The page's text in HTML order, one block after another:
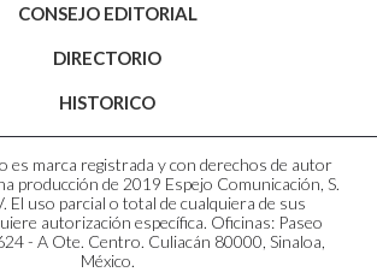
CONSEJO EDITORIAL
DIRECTORIO
HISTORICO
es marca registrada y con derechos de autor
producción de 2019 Espejo Comunicación, S.
El uso parcial o total de cualquiera de sus
autorización específica. Oficinas: Paseo
- A Ote. Centro. Culiacán 80000, Sinaloa,
México.